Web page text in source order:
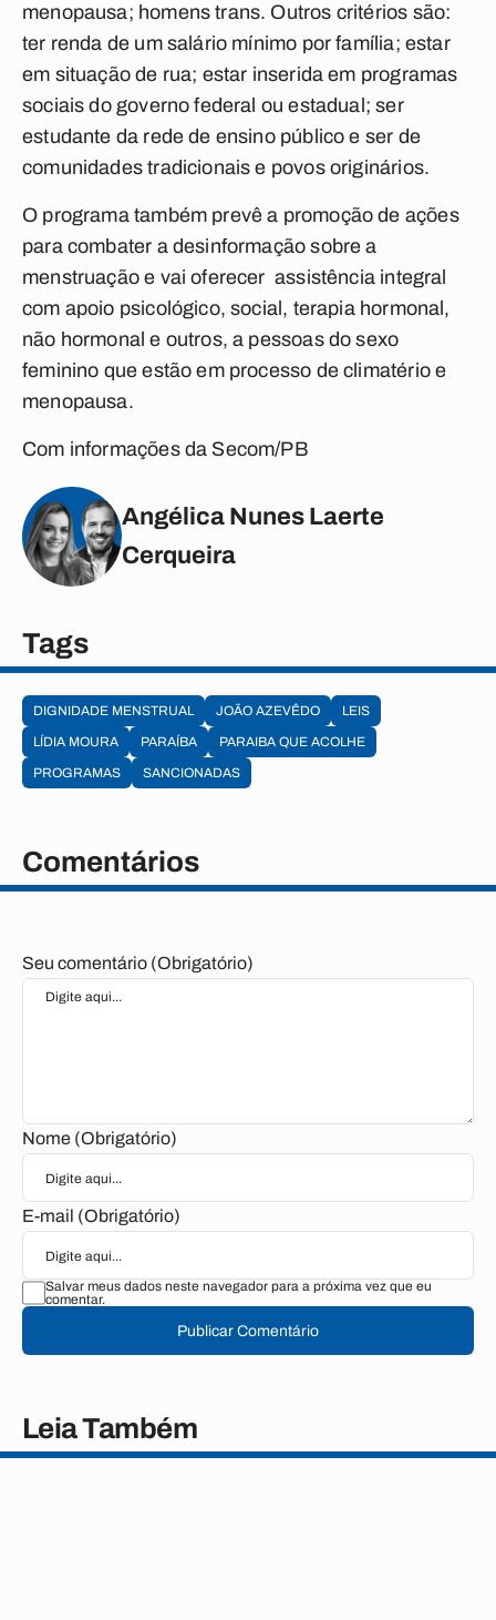
menopausa; homens trans. Outros critérios são:
ter renda de um salário mínimo por família; estar
em situação de rua; estar inserida em programas
sociais do governo federal ou estadual; ser
estudante da rede de ensino público e ser de
comunidades tradicionais e povos originários.
O programa também prevê a promoção de ações
para combater a desinformação sobre a
menstruação e vai oferecer assistência integral
com apoio psicológico, social, terapia hormonal,
não hormonal e outros, a pessoas do sexo
feminino que estão em processo de climatério e
menopausa.
Com informações da Secom/PB
Angélica Nunes Laerte
Cerqueira
Tags
DIGNIDADE MENSTRUAL JOÃO AZEVÊDO
LEIS
LÍDIA MOURA
PARAÍBA
PARAIBA QUE ACOLHE
PROGRAMAS
SANCIONADAS
Comentários
Seu comentário (Obrigatório)
Nome (Obrigatório)
E-mail (Obrigatório)
Salvar meus dados neste navegador para a próxima vez que eu
comentar.
Publicar Comentário
Leia Também